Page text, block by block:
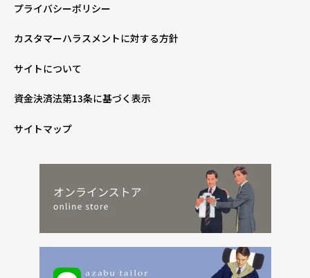
プライバシーポリシー
カスタマーハラスメントに対する方針
サイトについて
資金決済法第13条に基づく表示
サイトマップ